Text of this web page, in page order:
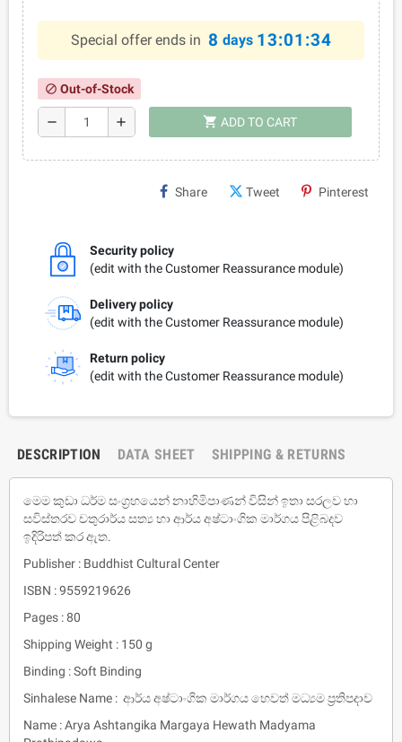
Special offer ends in 8 days 13:01:34
block Out-of-Stock
remove add shopping_cart ADD TO CART
Share Tweet Pinterest
Security policy
(edit with the Customer Reassurance module)
Delivery policy
(edit with the Customer Reassurance module)
Return policy
(edit with the Customer Reassurance module)
DESCRIPTION DATA SHEET SHIPPING & RETURNS
මෙම කුඩා ධර්ම සංග්‍රහයෙන් නාහිමිපාණන් විසින් ඉතා සරලව හා
සවිස්තරව චතුරාර්ය සත්‍ය හා ආර්ය අෂ්ටාංගික මාර්ගය පිළිබදව
ඉදිරිපත් කර ඇත.
Publisher : Buddhist Cultural Center
ISBN : 9559219626
Pages : 80
Shipping Weight : 150 g
Binding : Soft Binding
Sinhalese Name : ආර්ය අෂ්ටාංගික මාර්ගය හෙවත් මධ්‍යම ප්‍රතිපදාව
Name : Arya Ashtangika Margaya Hewath Madyama